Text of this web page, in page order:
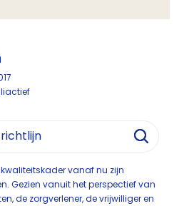
vanaf nu zijn
Gezien vanuit het perspectief van
de zorgverlener, de vrijwilliger en